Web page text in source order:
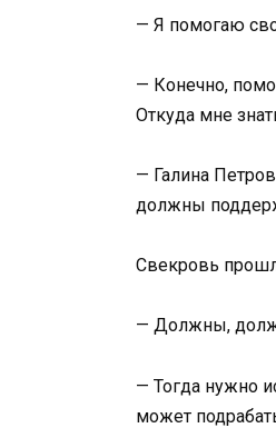
— Я помогаю
— Конечно,
Откуда мне
— Галина
должны
Свекровь
— Должны,
— Тогда нужно
может